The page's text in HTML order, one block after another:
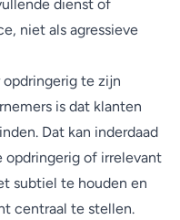
dienst of
niet als agressieve
te zijn
is dat klanten
Dat kan inderdaad
opdringerig of irrelevant
subtiel te houden en
centraal te stellen.